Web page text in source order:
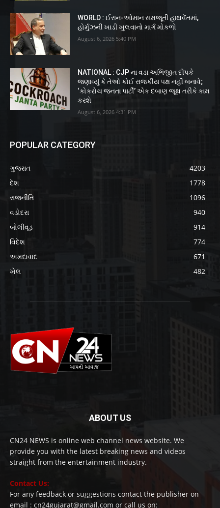
WORLD : ઈરાન-ઓમાન સમજૂતી હાથવેંતમાં,
હોર્મુઝની ખાડી ખુલવાનો માર્ગ મોકળો
August 6, 2026 5:40 PM
NATIONAL : CJP ના વડા અભિજીત દીપકે
જણાવ્યું કે તેઓ કોઈ રાજકીય પક્ષ નહીં બનાવે;
‘કોકરોચ જનતા પાર્ટી’ એક દબાણ જૂથ તરીકે કામ
કરશે
August 6, 2026 4:31 PM
POPULAR CATEGORY
ગુજરાત
4203
દેશ
1778
રાજનીતિ
1096
વડોદરા
940
બોલીવૂડ
914
વિદેશ
774
અમદાવાદ
671
ખેલ
482
ABOUT US
CN24 NEWS is online web channel news website. We
provide you with the latest breaking news and videos
straight from the entertainment industry.
Contact Us:
For any feedback or suggestions contact the publisher on
email : cn24gujarat@gmail.com or call us on: